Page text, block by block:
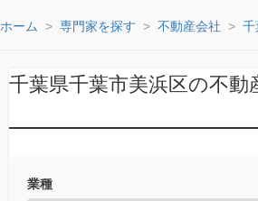
ホーム 専門家を探す 不動産会社 千
千葉県千葉市美浜区の不動
業種